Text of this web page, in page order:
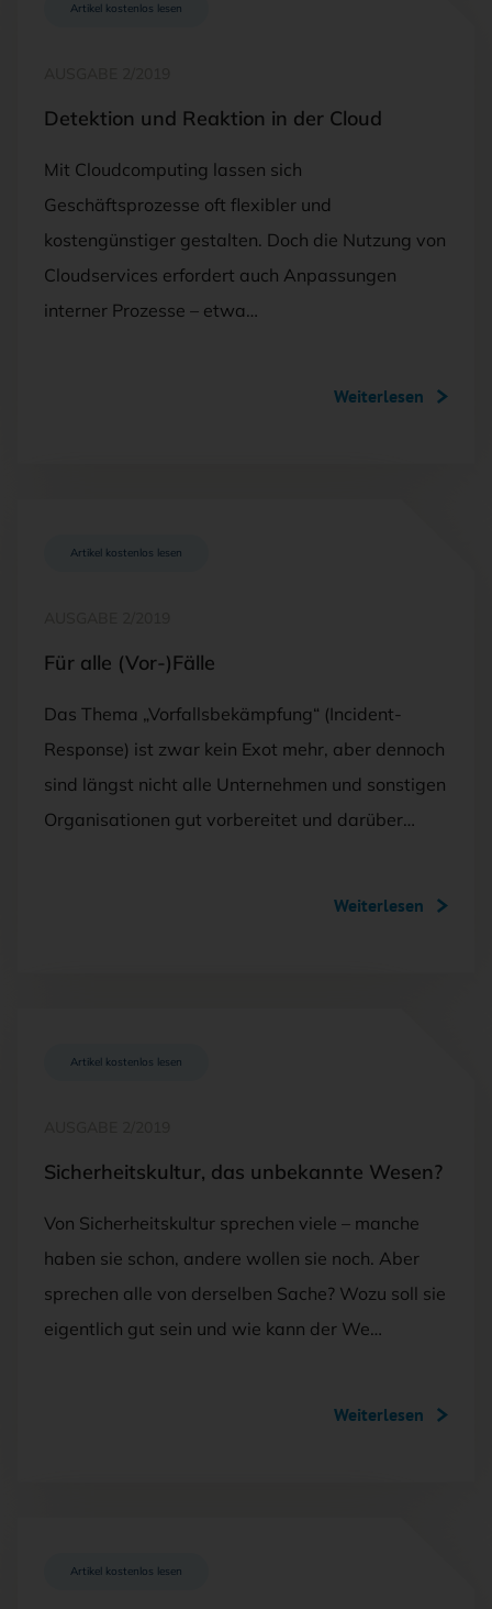
Artikel kostenlos lesen
Detektion und Reaktion in der Cloud
Mit Cloudcomputing lassen sich
Geschäftsprozesse oft flexibler und
kostengünstiger gestalten. Doch die Nutzung von
Cloudservices erfordert auch Anpassungen
interner Prozesse – etwa…
Weiterlesen
Artikel kostenlos lesen
Für alle (Vor-)Fälle
Das Thema „Vorfallsbekämpfung“ (Incident-
Response) ist zwar kein Exot mehr, aber dennoch
sind längst nicht alle Unternehmen und sonstigen
Organisationen gut vorbereitet und darüber…
Weiterlesen
Artikel kostenlos lesen
Sicherheitskultur, das unbekannte Wesen?
Von Sicherheitskultur sprechen viele – manche
haben sie schon, andere wollen sie noch. Aber
sprechen alle von derselben Sache? Wozu soll sie
eigentlich gut sein und wie kann der We…
Weiterlesen
Artikel kostenlos lesen